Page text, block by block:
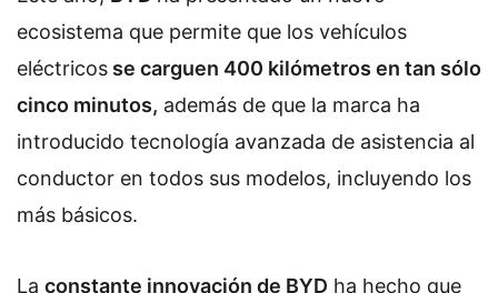
ecosistema que permite que los vehículos
eléctricos se carguen 400 kilómetros en tan sólo
cinco minutos, además de que la marca ha
introducido tecnología avanzada de asistencia al
conductor en todos sus modelos, incluyendo los
más básicos.
La constante innovación de BYD ha hecho que